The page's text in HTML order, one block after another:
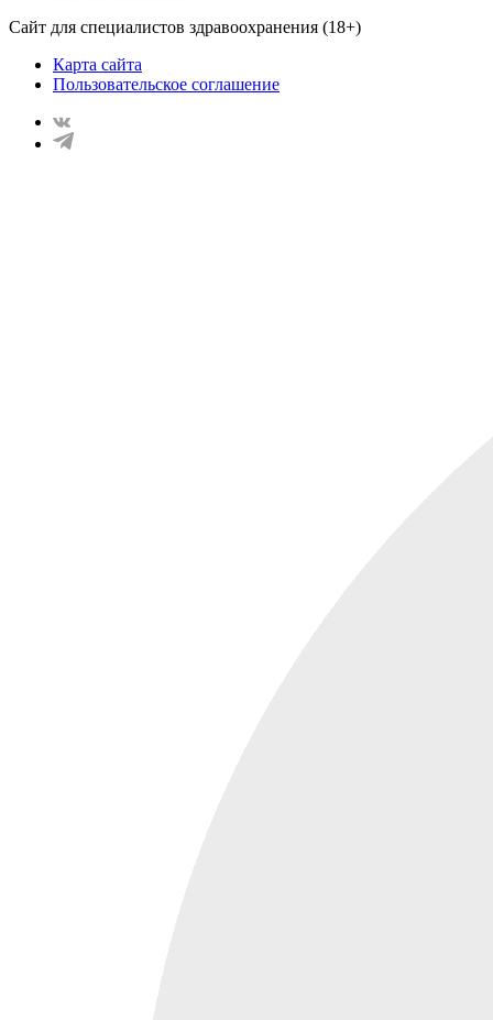
Сайт для специалистов здравоохранения (18+)
Карта сайта
Пользовательское соглашение